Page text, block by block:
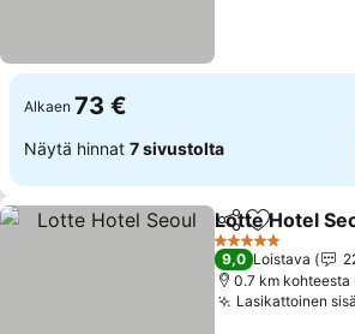
Alkaen 73 €
Näytä hinnat 7 sivustolta
Jaa Lisää
Lotte Hotel
5 Tähtiluokitus
9,0 Loistava
0.7 km
Lasikattoinen